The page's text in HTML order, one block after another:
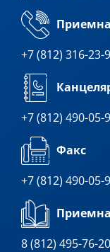
+7 (812) 316-23-
+7 (812) 490-05-
Факс
+7 (812) 490-05-
8 (812) 495-76-20